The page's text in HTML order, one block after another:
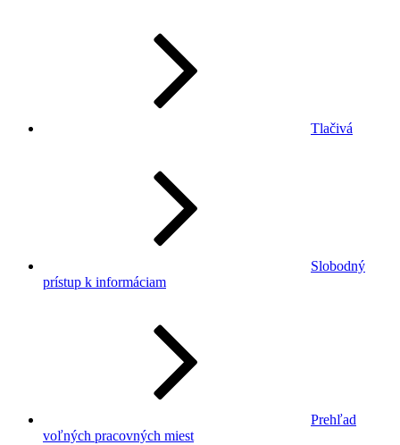
Tlačivá
Slobodný
prístup k informáciam
Prehľad
voľných pracovných miest